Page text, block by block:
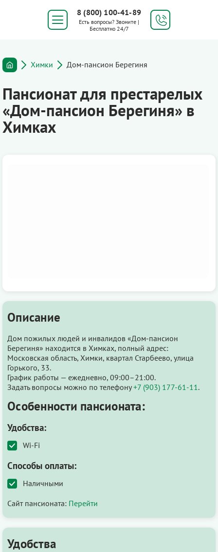
8 (800) 100-41-89
Есть вопросы? Звоните |
Бесплатно 24/7
Химки Дом-пансион Берегиня
Пансионат для престарелых
«Дом-пансион Берегиня» в
Химках
Описание
Дом пожилых людей и инвалидов «Дом-пансион
Берегиня» находится в Химках, полный адрес:
Московская область, Химки, квартал Старбеево, улица
Горького, 33.
График работы — ежедневно, 09:00–21:00.
Задать вопросы можно по телефону+7 (903) 177-61-11 .
Особенности пансионата:
Удобства:
Wi-Fi
Способы оплаты:
Наличными
Сайт пансионата: Перейти
Удобства